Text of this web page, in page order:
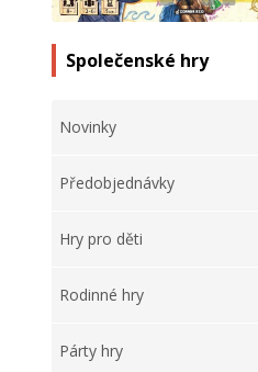
Společenské hry
Novinky
Předobjednávky
Hry pro děti
Rodinné hry
Párty hry